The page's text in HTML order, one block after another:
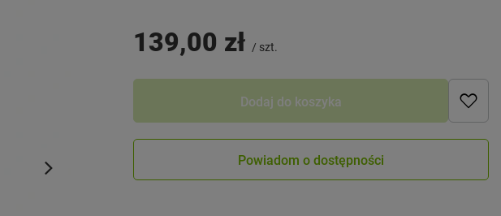
139,00 zł / szt.
Dodaj do koszyka
Powiadom o dostępności